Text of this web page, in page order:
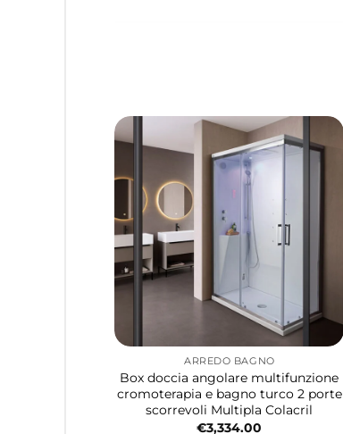
ARREDO BAGNO
Box doccia angolare multifunzione
cromoterapia e bagno turco 2 porte
scorrevoli Multipla Colacril
€3,334.00